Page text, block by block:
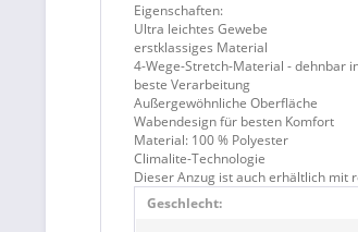
Eigenschaften:
Ultra leichtes Gewebe
erstklassiges Material
4-Wege-Stretch-Material - dehnbar
beste Verarbeitung
Außergewöhnliche Oberfläche
Wabendesign für besten Komfort
Material: 100 % Polyester
Climalite-Technologie
Dieser Anzug ist auch erhältlich mit
Geschlecht: